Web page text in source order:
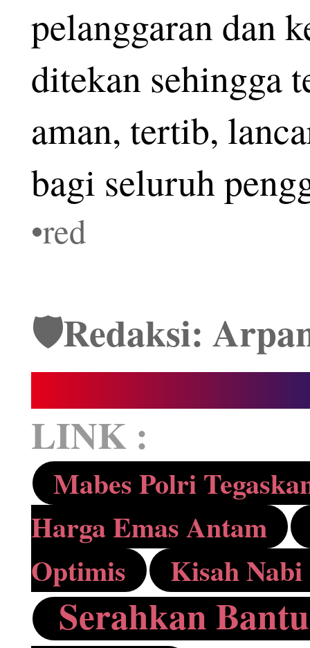
pelanggaran dan
ditekan sehingga
aman, tertib,
bagi seluruh
•red
🛡️Redaksi:
LINK :
Mabes Polri
Harga Emas Antam
Optimis
Kisah
Serahkan